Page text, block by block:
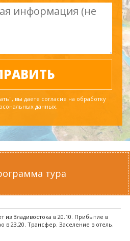
вы даете согласие на обработку
данных.
тура
из Владивостока в 20.10. Прибытие в
в 23.20. Трансфер. Заселение в отель.